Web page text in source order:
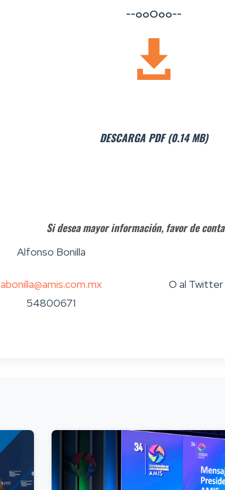
--ooOoo--
DESCARGA PDF (0.14 MB)
Si desea mayor información, favor de
Alfonso Bonilla
abonilla@amis.com.mx
54800671
O al Twitter